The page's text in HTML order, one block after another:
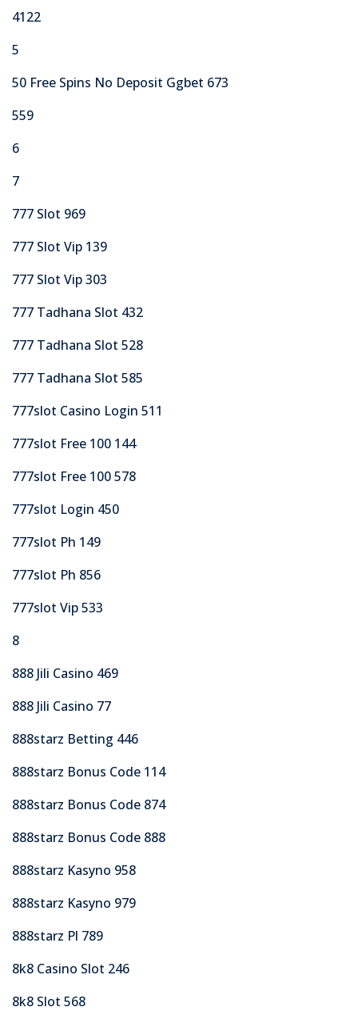
4122
5
50 Free Spins No Deposit Ggbet 673
559
6
7
777 Slot 969
777 Slot Vip 139
777 Slot Vip 303
777 Tadhana Slot 432
777 Tadhana Slot 528
777 Tadhana Slot 585
777slot Casino Login 511
777slot Free 100 144
777slot Free 100 578
777slot Login 450
777slot Ph 149
777slot Ph 856
777slot Vip 533
8
888 Jili Casino 469
888 Jili Casino 77
888starz Betting 446
888starz Bonus Code 114
888starz Bonus Code 874
888starz Bonus Code 888
888starz Kasyno 958
888starz Kasyno 979
888starz Pl 789
8k8 Casino Slot 246
8k8 Slot 568